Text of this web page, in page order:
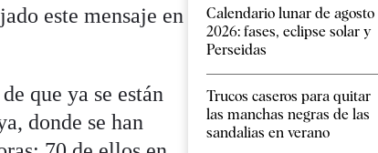
este mensaje en
que ya se están
donde se han
Calendario lunar de agosto
2026: fases, eclipse solar y
Perseidas
Trucos caseros para quitar
las manchas negras de las
sandalias en verano